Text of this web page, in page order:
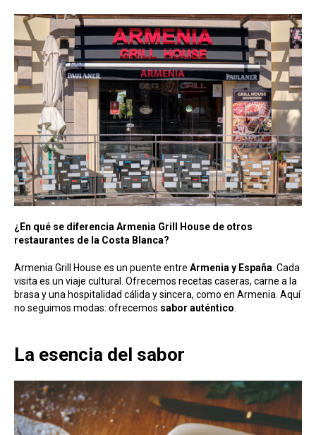
¿En qué se diferencia Armenia Grill House de otros
restaurantes de la Costa Blanca?
Armenia Grill House es un puente entre Armenia y España. Cada
visita es un viaje cultural. Ofrecemos recetas caseras, carne a la
brasa y una hospitalidad cálida y sincera, como en Armenia. Aquí
no seguimos modas: ofrecemos sabor auténtico.
La esencia del sabor